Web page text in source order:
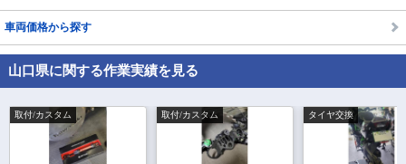
車両価格から探す
山口県に関する作業実績を見る
取付/カスタム 取付/カスタム タイヤ交換